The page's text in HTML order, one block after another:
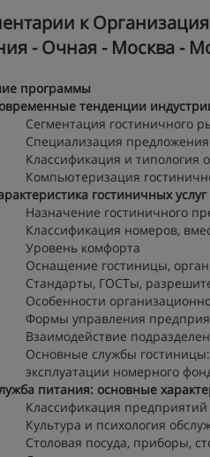
к
- Очная - Москва -
программы
тенденции
Сегментация гостиничного
Специализация предложения
Классификация и типология
Компьютеризация
гостиничных услуг
Назначение гостиничного
Классификация номеров,
Уровень комфорта
Оснащение гостиницы,
Стандарты, ГОСТы,
Особенности
Формы управления
Взаимодействие
Основные службы
эксплуатации номерного
питания: основные
Классификация
Культура и психология
Столовая посуда, приборы,